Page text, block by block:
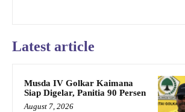
Latest article
Musda IV Golkar Kaimana
Siap Digelar, Panitia 90 Persen
August 7, 2026